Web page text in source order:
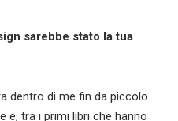
sarebbe stato la tua
dentro di me fin da piccolo.
e, tra i primi libri che hanno